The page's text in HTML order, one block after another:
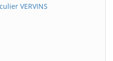
VERVINS